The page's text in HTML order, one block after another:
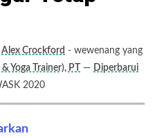
Alex Crockford - wewenang yang
Yoga Trainer), PT — Diperbarui
2020